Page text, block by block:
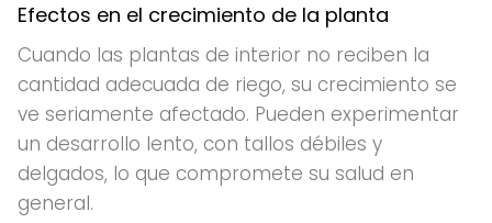
Efectos en el crecimiento de la planta
Cuando las plantas de interior no reciben la
cantidad adecuada de riego, su crecimiento se
ve seriamente afectado. Pueden experimentar
un desarrollo lento, con tallos débiles y
delgados, lo que compromete su salud en
general.